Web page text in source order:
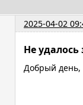
2025-04-02
Не удалось
Добрый день,